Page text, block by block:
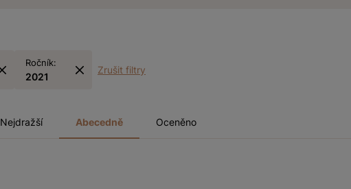
Ročník:
2021
Zrušit filtry
Nejdražší Abecedně Oceněno